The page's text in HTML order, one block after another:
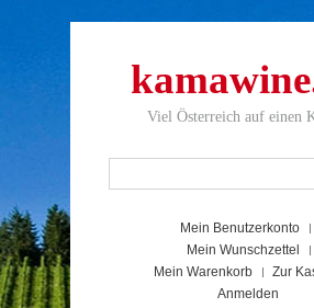
Viel Österreich auf einen
Mein Benutzerkonto
Mein Wunschzettel
Mein Warenkorb
Zur
Anmelden